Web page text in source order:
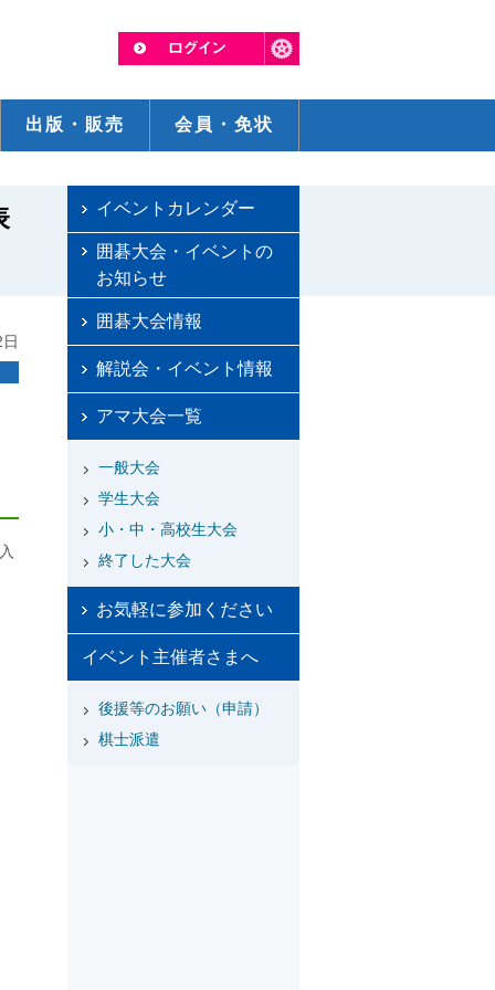
出版・販売 会員・免状
イベントカレンダー
囲碁大会・イベントの
お知らせ
囲碁大会情報
解説会・イベント情報
アマ大会一覧
一般大会
学生大会
小・中・高校生大会
終了した大会
お気軽に参加ください
イベント主催者さまへ
後援等のお願い（申請）
棋士派遣